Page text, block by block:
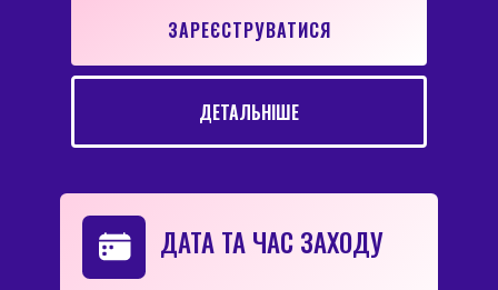
ЗАРЕЄСТРУВАТИСЯ
ДЕТАЛЬНІШЕ
ДАТА ТА ЧАС ЗАХОДУ